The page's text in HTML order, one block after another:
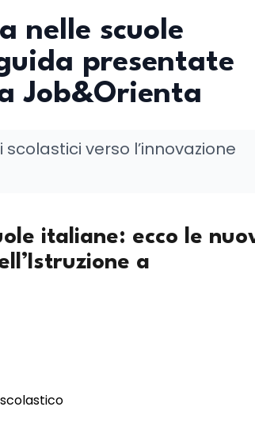
nelle scuole
presentate
Job&Orienta
verso l’innovazione
italiane: ecco le
a